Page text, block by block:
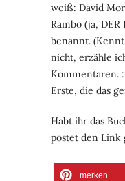
weiß: David
Rambo (ja,
benannt.
nicht, erzähle
Kommentaren.
Erste, die das
Habt ihr das
postet den Link
merken